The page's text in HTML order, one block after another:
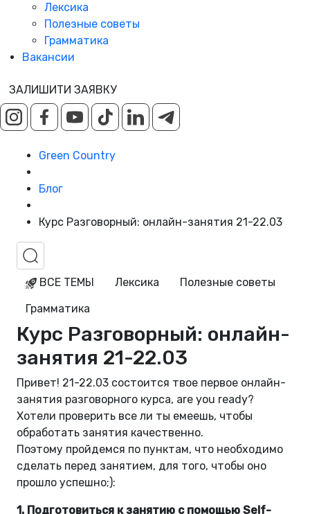
Лексика
Полезные советы
Грамматика
Вакансии
ЗАЛИШИТИ ЗАЯВКУ
Green Country
Блог
Курс Разговорный: онлайн-занятия 21-22.03
ВСЕ ТЕМЫ Лексика
Полезные советы
Грамматика
Курс Разговорный: онлайн-
занятия 21-22.03
Привет! 21-22.03 состоится твое первое онлайн-
занятия разговорного курса, are you ready?
Хотели проверить все ли ты емеешь, чтобы
обработать занятия качественно.
Поэтому пройдемся по пунктам, что необходимо
сделать перед занятием, для того, чтобы оно
прошло успешно;):
1. Подготовиться к занятию с помощью Self-